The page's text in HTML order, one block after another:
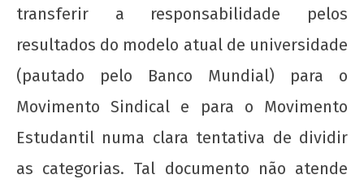
A Munição da Direita Não é Travesti
22 de
agosto
de
2012
transferir a responsabilidade pelos
resultados do modelo atual de universidade
(pautado pelo Banco Mundial) para o
Movimento Sindical e para o Movimento
Estudantil numa clara tentativa de dividir
as categorias. Tal documento não atende